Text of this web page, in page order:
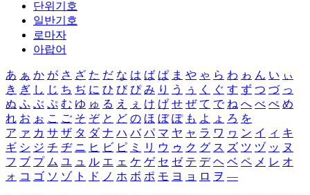
단위기호
일반기호
로마자
아랍어
あ ぁ か が さ ざ た だ な は ば ぱ ま や ゃ ら わ ゎ ん い ぃ
き ぎ し じ ち ぢ に ひ び ぴ み り う ぅ く ぐ す ず つ づ っ
ぬ ふ ぶ ぷ む ゆ ゅ る え ぇ け げ せ ぜ て で ね へ べ ぺ め
れ お ぉ こ ご そ ぞ と ど の ほ ぼ ぽ も よ ょ ろ を
ア ァ カ サ ザ タ ダ ナ ハ バ パ マ ヤ ャ ラ ワ ヮ ン イ ィ キ
ギ シ ジ チ ヂ ニ ヒ ビ ピ ミ リ ウ ゥ ク グ ス ズ ツ ヅ ッ ヌ
フ ブ プ ム ユ ュ ル エ ェ ケ ゲ セ ゼ テ デ ヘ ベ ペ メ レ オ
ォ コ ゴ ソ ゾ ト ド ノ ホ ボ ポ モ ヨ ョ ロ ヲ ―